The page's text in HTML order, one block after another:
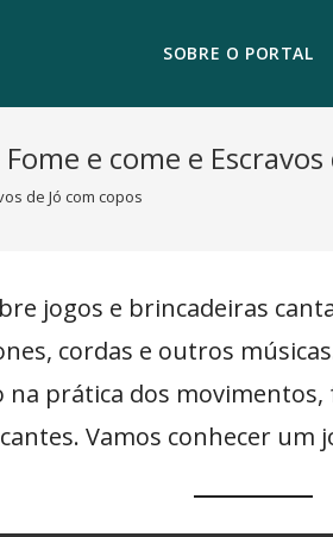
SOBRE O PORTAL
e come e
de Jó com copos
jogos e brincadeiras
cordas e outros
prática dos
Vamos conhecer um